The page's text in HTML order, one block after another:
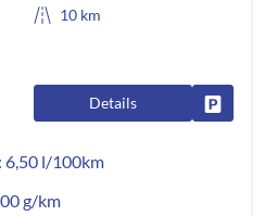
10 km
Details
6,50 l/100km
g/km